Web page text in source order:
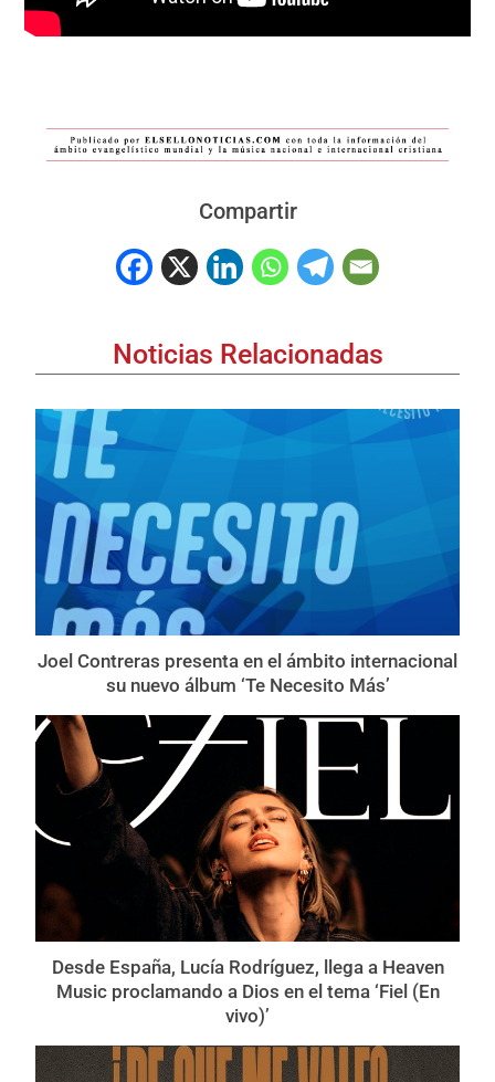
Compartir
Noticias Relacionadas
Joel Contreras presenta en el ámbito internacional
su nuevo álbum ‘Te Necesito Más’
Desde España, Lucía Rodríguez, llega a Heaven
Music proclamando a Dios en el tema ‘Fiel (En
vivo)’